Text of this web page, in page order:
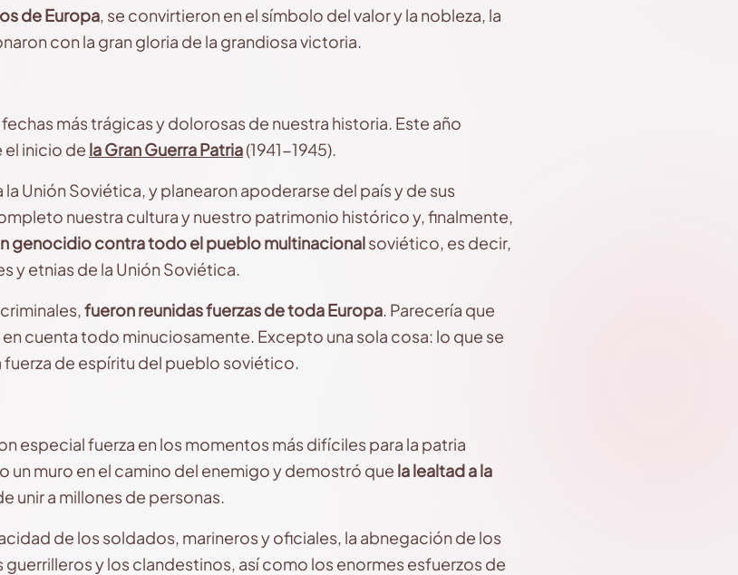
de Europa, se convirtieron en el símbolo del valor y la nobleza, la
con la gran gloria de la grandiosa victoria.
fechas más trágicas y dolorosas de nuestra historia. Este año
inicio de la Gran Guerra Patria(1941-1945).
Unión Soviética, y planearon apoderarse del país y de sus
nuestra cultura y nuestro patrimonio histórico y, finalmente,
genocidio contra todo el pueblo multinacionalsoviético, es decir,
y etnias de la Unión Soviética.
fueron reunidas fuerzas de toda Europa. Parecería que
cuenta todo minuciosamente. Excepto una sola cosa: lo que se
de espíritu del pueblo soviético.
especial fuerza en los momentos más difíciles para la patria
muro en el camino del enemigo y demostró que la lealtad a la
unir a millones de personas.
de los soldados, marineros y oficiales, la abnegación de los
y los clandestinos, así como los enormes esfuerzos de